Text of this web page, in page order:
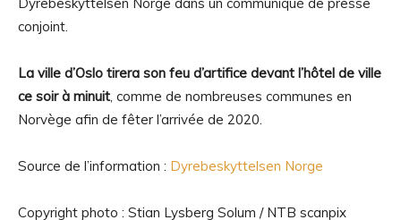
Dyrebeskyttelsen Norge dans un communiqué de presse
conjoint.
La ville d’Oslo tirera son feu d’artifice devant l’hôtel de ville
ce soir à minuit, comme de nombreuses communes en
Norvège afin de fêter l’arrivée de 2020.
Source de l’information : Dyrebeskyttelsen Norge
Copyright photo : Stian Lysberg Solum / NTB scanpix